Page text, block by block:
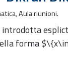
Aula riunioni.
forma